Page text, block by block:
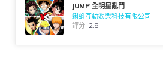
JUMP 全明星亂鬥
蝌蚪互動娛樂科技有限公司
評分: 2.8